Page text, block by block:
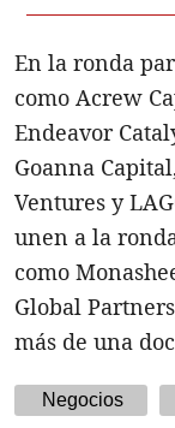
En la ronda
como Acrew
Endeavor
Goanna
Ventures y
unen a la
como
Global
más de una
Negocios